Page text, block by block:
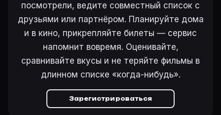
посмотрели, ведите совместный список с
друзьями или партнёром. Планируйте дома
и в кино, прикрепляйте билеты — сервис
напомнит вовремя. Оценивайте,
сравнивайте вкусы и не теряйте фильмы в
длинном списке «когда-нибудь».
Зарегистрироваться